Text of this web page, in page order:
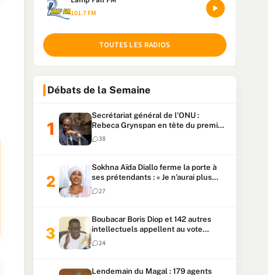
101.7 FM
TOUTES LES RADIOS
Débats de la Semaine
Secrétariat général de l’ONU :
Rebeca Grynspan en tête du premier
vote, Macky Sall pointe à la 5ᵉ place
38
Sokhna Aïda Diallo ferme la porte à
ses prétendants : « Je n’aurai plus
jamais un autre mari »
27
Boubacar Boris Diop et 142 autres
intellectuels appellent au vote
urgent de la révision
constitutionnelle
24
Lendemain du Magal : 179 agents